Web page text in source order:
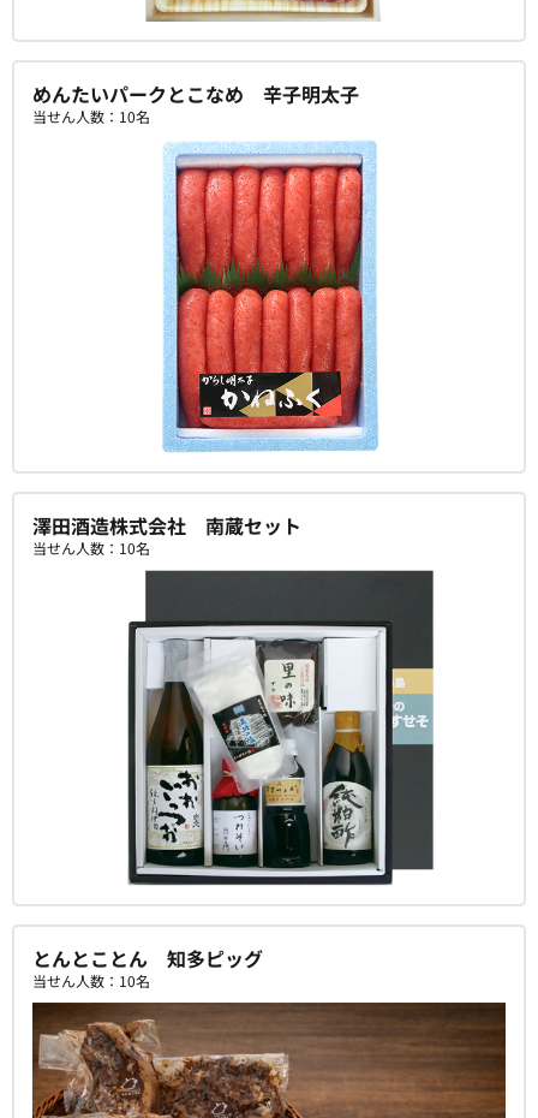
めんたいパークとこなめ 辛子明太子
当せん人数：10名
澤田酒造株式会社 南蔵セット
当せん人数：10名
とんとことん 知多ピッグ
当せん人数：10名